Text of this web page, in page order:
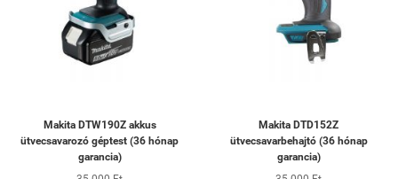
Makita DTW190Z akkus
ütvecsavarozó géptest (36 hónap
garancia)
Makita DTD152Z
ütvecsavarbehajtó (36 hónap
garancia)